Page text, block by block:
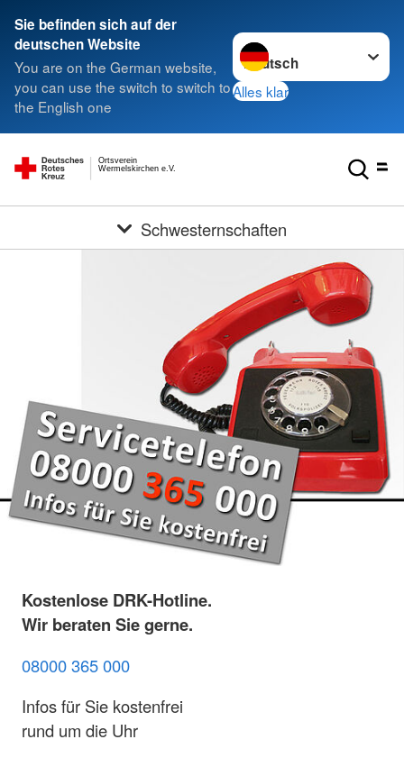
Sie befinden sich auf der
deutschen Website
You are on the German website,
you can use the switch to switch to
the English one
Sprache wechseln zu
Alles klar
Wermelskirchen e.V.
Ortsverein
Schwesternschaften
Kostenlose DRK-Hotline.
Wir beraten Sie gerne.
08000 365 000
Infos für Sie kostenfrei
rund um die Uhr